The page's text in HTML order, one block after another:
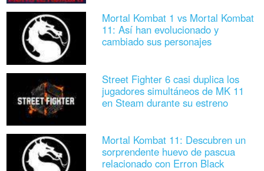
Mortal Kombat 1 vs Mortal Kombat
11: Así han evolucionado y
cambiado sus personajes
Street Fighter 6 casi duplica los
jugadores simultáneos de MK 11
en Steam durante su estreno
Mortal Kombat 11: Descubren un
sorprendente huevo de pascua
relacionado con Erron Black